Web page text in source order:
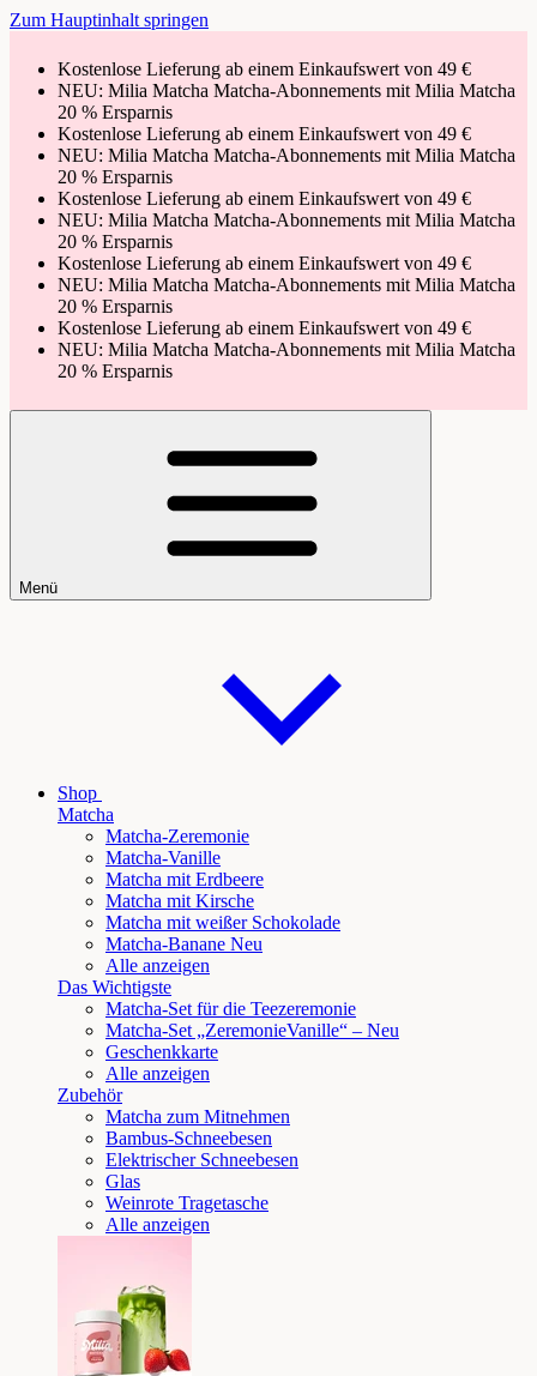
Zum Hauptinhalt springen
Kostenlose Lieferung ab einem Einkaufswert von 49 €
NEU: Milia Matcha Matcha-Abonnements mit Milia Matcha
20 % Ersparnis
Kostenlose Lieferung ab einem Einkaufswert von 49 €
NEU: Milia Matcha Matcha-Abonnements mit Milia Matcha
20 % Ersparnis
Kostenlose Lieferung ab einem Einkaufswert von 49 €
NEU: Milia Matcha Matcha-Abonnements mit Milia Matcha
20 % Ersparnis
Kostenlose Lieferung ab einem Einkaufswert von 49 €
NEU: Milia Matcha Matcha-Abonnements mit Milia Matcha
20 % Ersparnis
Kostenlose Lieferung ab einem Einkaufswert von 49 €
NEU: Milia Matcha Matcha-Abonnements mit Milia Matcha
20 % Ersparnis
Menü
Shop
Matcha
Matcha-Zeremonie
Matcha-Vanille
Matcha mit Erdbeere
Matcha mit Kirsche
Matcha mit weißer Schokolade
Matcha-Banane Neu
Alle anzeigen
Das Wichtigste
Matcha-Set für die Teezeremonie
Matcha-Set „ZeremonieVanille“ – Neu
Geschenkkarte
Alle anzeigen
Zubehör
Matcha zum Mitnehmen
Bambus-Schneebesen
Elektrischer Schneebesen
Glas
Weinrote Tragetasche
Alle anzeigen